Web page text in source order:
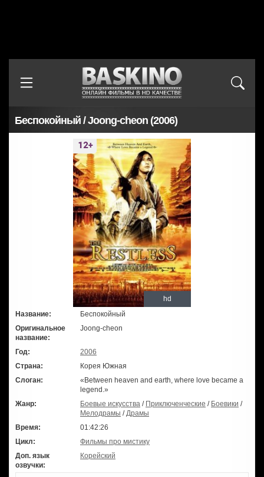
Беспокойный / Joong-cheon (2006)
hd
Название:
Беспокойный
Оригинальное
название:
Joong-cheon
Год:
2006
Страна:
Корея Южная
Слоган:
«Between heaven and earth, where love became a
legend.»
Жанр:
Боевые искусства / Приключенческие / Боевики /
Мелодрамы / Драмы
Время:
01:42:26
Цикл:
Фильмы про мистику
Доп. язык
озвучки:
Корейский